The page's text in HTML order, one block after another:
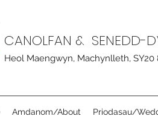
CANOLFAN & SENEDD-
Heol Maengwyn, Machynlleth, SY20
Amdanom/About Priodasau/